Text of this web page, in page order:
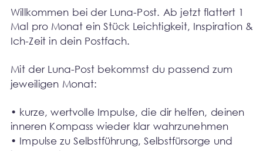
Willkommen bei der Luna-Post. Ab jetzt flattert 1
Mal pro Monat ein Stück Leichtigkeit, Inspiration &
Ich-Zeit in dein Postfach.
Mit der Luna-Post bekommst du passend zum
jeweiligen Monat:
• kurze, wertvolle Impulse, die dir helfen, deinen
inneren Kompass wieder klar wahrzunehmen
• Impulse zu Selbstführung, Selbstfürsorge und